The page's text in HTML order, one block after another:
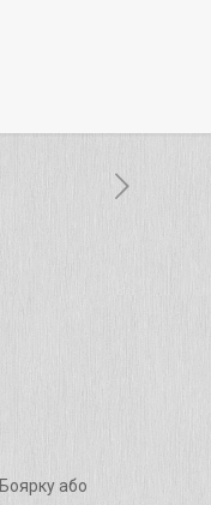
або